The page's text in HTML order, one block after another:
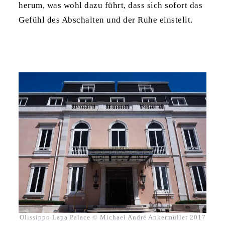
herum, was wohl dazu führt, dass sich sofort das
Gefühl des Abschalten und der Ruhe einstellt.
Olissippo Lapa Palace © Michael André Ankermüller 2017